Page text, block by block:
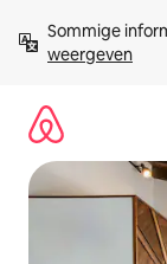
direct
naar
Sommige
weergeven